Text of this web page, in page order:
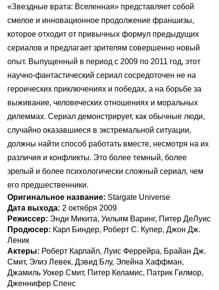
«Звездные врата: Вселенная» представляет собой
смелое и инновационное продолжение франшизы,
которое отходит от привычных формул предыдущих
сериалов и предлагает зрителям совершенно новый
опыт. Выпущенный в период с 2009 по 2011 год, этот
научно-фантастический сериал сосредоточен не на
героических приключениях и победах, а на борьбе за
выживание, человеческих отношениях и моральных
дилеммах. Сериал демонстрирует, как обычные люди,
случайно оказавшиеся в экстремальной ситуации,
должны найти способ работать вместе, несмотря на их
различия и конфликты. Это более темный, более
зрелый и более психологически сложный сериал, чем
его предшественники.
Оригинальное название: Stargate Universe
Дата выхода: 2 октября 2009
Режиссер: Энди Микита, Уильям Варинг, Питер ДеЛуис
Продюсер: Карл Биндер, Роберт С. Купер, Джон Дж.
Леник
Актеры: Роберт Карлайл, Луис Феррейра, Брайан Дж.
Смит, Элиз Левек, Дэвид Блу, Элейна Хаффман,
Джамиль Уокер Смит, Питер Келамис, Патрик Гилмор,
Дженнифер Спенс